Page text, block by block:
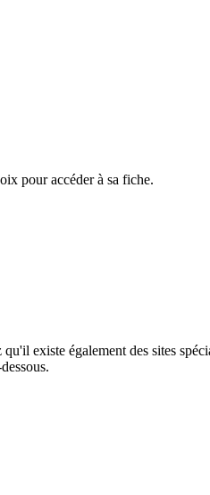
pour accéder à sa fiche.
existe également des sites